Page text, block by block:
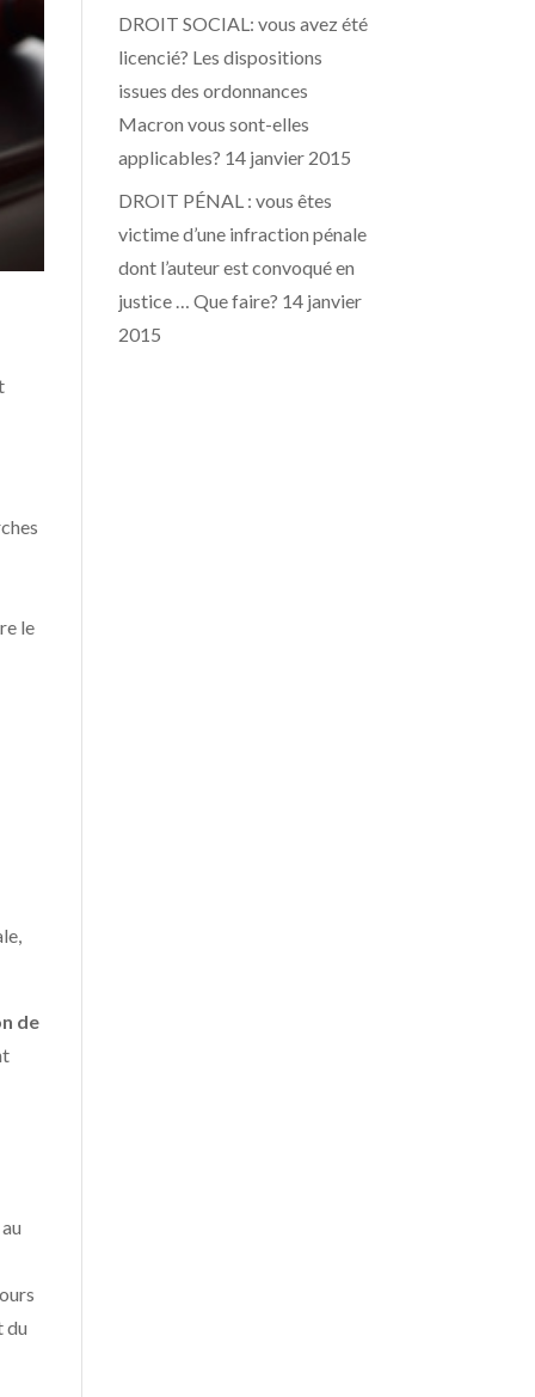
le
de
du
DROIT SOCIAL: vous avez été
licencié? Les dispositions
issues des ordonnances
Macron vous sont-elles
applicables? 14 janvier 2015
DROIT PÉNAL : vous êtes
victime d’une infraction pénale
dont l’auteur est convoqué en
justice … Que faire? 14 janvier
2015